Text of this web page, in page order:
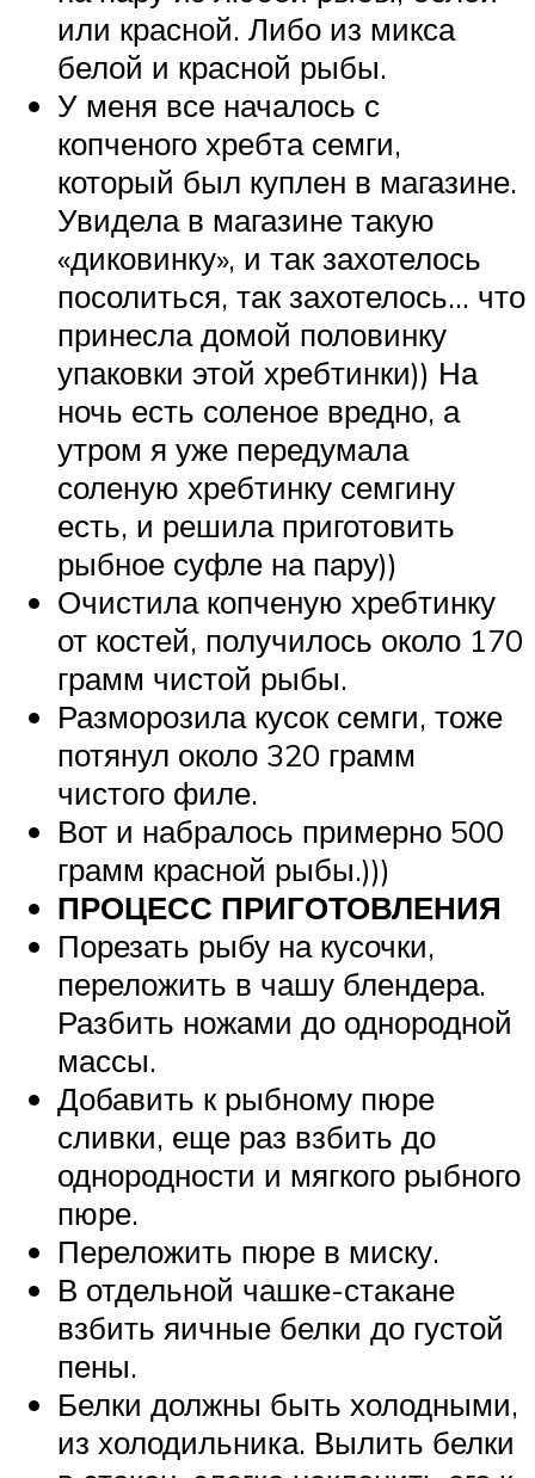
или красной. Либо из микса
белой и красной рыбы.
У меня все началось с
копченого хребта семги,
который был куплен в магазине.
Увидела в магазине такую
«диковинку», и так захотелось
посолиться, так захотелось… что
принесла домой половинку
упаковки этой хребтинки)) На
ночь есть соленое вредно, а
утром я уже передумала
соленую хребтинку семгину
есть, и решила приготовить
рыбное суфле на пару))
Очистила копченую хребтинку
от костей, получилось около 170
грамм чистой рыбы.
Разморозила кусок семги, тоже
потянул около 320 грамм
чистого филе.
Вот и набралось примерно 500
грамм красной рыбы.)))
ПРОЦЕСС ПРИГОТОВЛЕНИЯ
Порезать рыбу на кусочки,
переложить в чашу блендера.
Разбить ножами до однородной
массы.
Добавить к рыбному пюре
сливки, еще раз взбить до
однородности и мягкого рыбного
пюре.
Переложить пюре в миску.
В отдельной чашке-стакане
взбить яичные белки до густой
пены.
Белки должны быть холодными,
из холодильника. Вылить белки